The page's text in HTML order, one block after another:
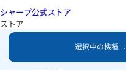
シャープ公式ストア
ストア
選択中の機種 ：